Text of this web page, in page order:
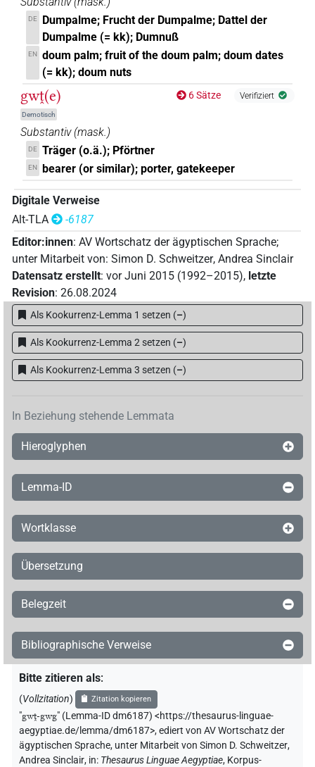
DE
Dumpalme; Frucht der Dumpalme; Dattel der
Dumpalme (= kk); Dumnuß
EN doum palm; fruit of the doum palm; doum dates
(= kk); doum nuts
gwṱ(e)
Demotisch
6 Sätze Verifiziert
Substantiv (mask.)
DE Träger (o.ä.); Pförtner
EN bearer (or similar); porter, gatekeeper
Digitale Verweise
Alt-TLA
-6187
Editor:innen: AV Wortschatz der ägyptischen Sprache;
unter Mitarbeit von: Simon D. Schweitzer, Andrea Sinclair
Datensatz erstellt: vor Juni 2015 (1992–2015), letzte
Revision: 26.08.2024
Als Kookurrenz-Lemma 1 setzen (–)
Als Kookurrenz-Lemma 2 setzen (–)
Als Kookurrenz-Lemma 3 setzen (–)
In Beziehung stehende Lemmata
Hieroglyphen
Lemma-ID
Wortklasse
Übersetzung
Belegzeit
Bibliographische Verweise
Bitte zitieren als:
(Vollzitation) Zitation kopieren
"gwṱ-gwg" (Lemma-ID dm6187) <https://thesaurus-linguae-
aegyptiae.de/lemma/dm6187>,ediert von AV Wortschatz der
ägyptischen Sprache, unter Mitarbeit von Simon D. Schweitzer,
Andrea Sinclair, in: Thesaurus Linguae Aegyptiae, Korpus-